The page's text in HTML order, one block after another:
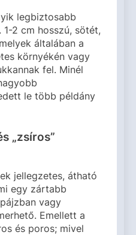
legbiztosabb
2 cm hosszú, sötét,
általában a
környékén vagy
fel. Minél
le több példány
„zsíros”
jellegzetes, átható
egy zártabb
vagy
Emellett a
és poros; mivel